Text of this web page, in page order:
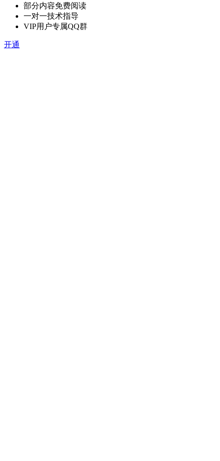
部分内容免费阅读
一对一技术指导
VIP用户专属QQ群
开通